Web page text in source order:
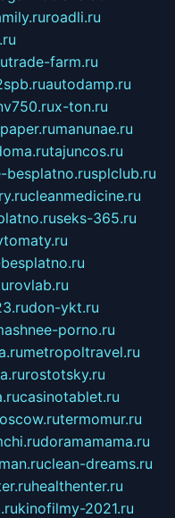
roadli.ru
trade-farm.ru
autodamp.ru
x-ton.ru
manunae.ru
tajuncos.ru
besplatno.rusplclub.ru
cleanmedicine.ru
seks-365.ru
don-ykt.ru
porno.ru
metropoltravel.ru
rostotsky.ru
casinotablet.ru
termomur.ru
doramamama.ru
clean-dreams.ru
healthenter.ru
kinofilmy-2021.ru